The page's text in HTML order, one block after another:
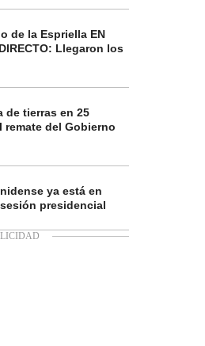
de la Espriella EN
Llegaron los
de tierras en 25
remate del Gobierno
ya está en
presidencial